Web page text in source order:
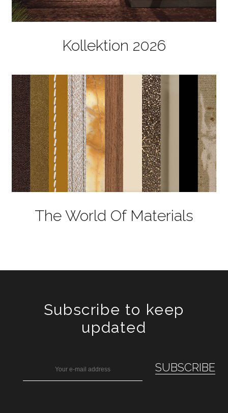
Kollektion 2026
The World Of Materials
Subscribe to keep
updated